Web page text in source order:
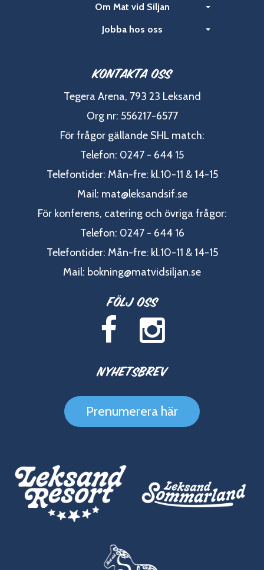
Om Mat vid Siljan
Jobba hos oss
Kontakta oss
Tegera Arena, 793 23 Leksand
Org nr: 556217-6577
För frågor gällande SHL match:
Telefon: 0247 - 644 15
Telefontider: Mån-fre: kl.10-11 & 14-15
Mail: mat@leksandsif.se
För konferens, catering och övriga frågor:
Telefon: 0247 - 644 16
Telefontider: Mån-fre: kl.10-11 & 14-15
Mail: bokning@matvidsiljan.se
Följ oss
Nyhetsbrev